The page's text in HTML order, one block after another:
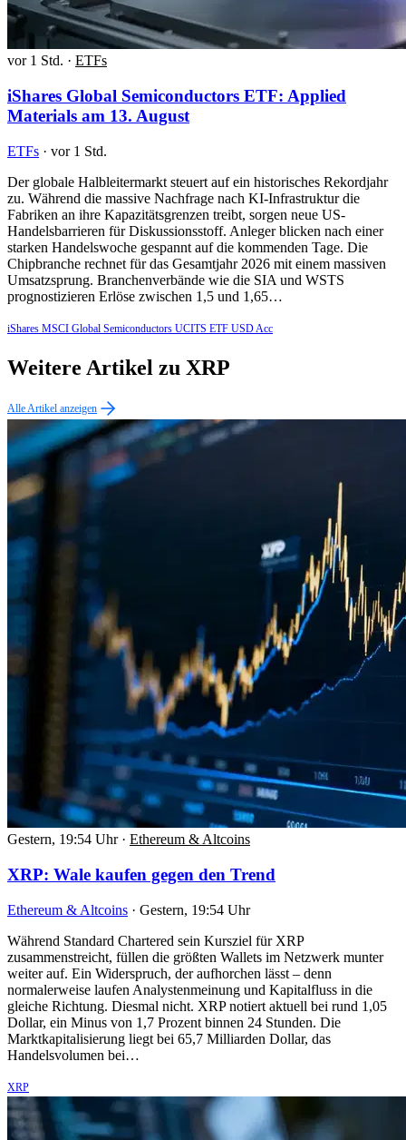
vor 1 Std. · ETFs
iShares Global Semiconductors ETF: Applied
Materials am 13. August
ETFs · vor 1 Std.
Der globale Halbleitermarkt steuert auf ein historisches Rekordjahr
zu. Während die massive Nachfrage nach KI-Infrastruktur die
Fabriken an ihre Kapazitätsgrenzen treibt, sorgen neue US-
Handelsbarrieren für Diskussionsstoff. Anleger blicken nach einer
starken Handelswoche gespannt auf die kommenden Tage. Die
Chipbranche rechnet für das Gesamtjahr 2026 mit einem massiven
Umsatzsprung. Branchenverbände wie die SIA und WSTS
prognostizieren Erlöse zwischen 1,5 und 1,65…
iShares MSCI Global Semiconductors UCITS ETF USD Acc
Weitere Artikel zu XRP
Alle Artikel anzeigen
Gestern, 19:54 Uhr · Ethereum & Altcoins
XRP: Wale kaufen gegen den Trend
Ethereum & Altcoins · Gestern, 19:54 Uhr
Während Standard Chartered sein Kursziel für XRP
zusammenstreicht, füllen die größten Wallets im Netzwerk munter
weiter auf. Ein Widerspruch, der aufhorchen lässt – denn
normalerweise laufen Analystenmeinung und Kapitalfluss in die
gleiche Richtung. Diesmal nicht. XRP notiert aktuell bei rund 1,05
Dollar, ein Minus von 1,7 Prozent binnen 24 Stunden. Die
Marktkapitalisierung liegt bei 65,7 Milliarden Dollar, das
Handelsvolumen bei…
XRP